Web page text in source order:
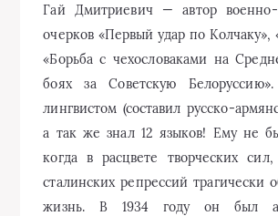
Гай Дмитриевич — автор военно-
очерков «Первый удар по Колчаку»,
«Борьба с чехословаками на
боях за Советскую
лингвистом (составил русско-
а так же знал 12 языков! Ему не
когда в расцвете творческих сил,
сталинских репрессий трагически
жизнь. В 1934 году он был